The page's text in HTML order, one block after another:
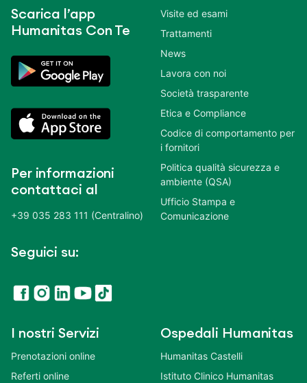
Scarica l’app
Humanitas Con Te
Per informazioni
contattaci al
+39 035 283 111 (Centralino)
Seguici su:
Visite ed esami
Trattamenti
News
Lavora con noi
Società trasparente
Etica e Compliance
Codice di comportamento per
i fornitori
Politica qualità sicurezza e
ambiente (QSA)
Ufficio Stampa e
Comunicazione
I nostri Servizi
Prenotazioni online
Referti online
Ospedali Humanitas
Humanitas Castelli
Istituto Clinico Humanitas